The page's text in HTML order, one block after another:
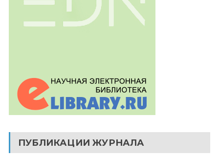
ПУБЛИКАЦИИ ЖУРНАЛА